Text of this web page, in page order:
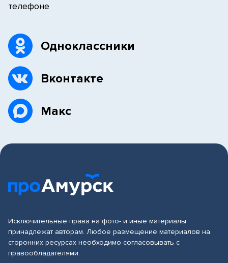
телефоне
Одноклассники
Вконтакте
Макс
Исключительные права на фото- и иные материалы
принадлежат авторам. Любое размещение материалов на
сторонних ресурсах необходимо согласовывать с
правообладателями.